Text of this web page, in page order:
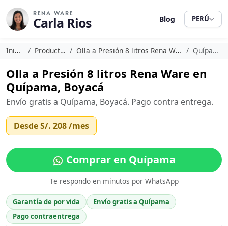
RENA WARE
Carla Rios Blog PERÚ
Inicio Productos Olla a Presión 8 litros Rena Ware Quípama
Olla a Presión 8 litros Rena Ware en
Quípama, Boyacá
Envío gratis a Quípama, Boyacá. Pago contra entrega.
DesdeS/. 208/mes
Comprar en Quípama
Te respondo en minutos por WhatsApp
Garantía de por vida
Envío gratis a Quípama
Pago contraentrega